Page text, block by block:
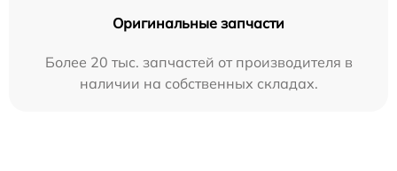
Оригинальные запчасти
Более 20 тыс. запчастей от производителя в
наличии на собственных складах.